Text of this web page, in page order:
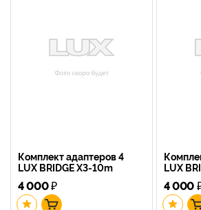
Комплект адаптеров 4
LUX BRIDGE X3-10m
4 000₽
LUX
4 000